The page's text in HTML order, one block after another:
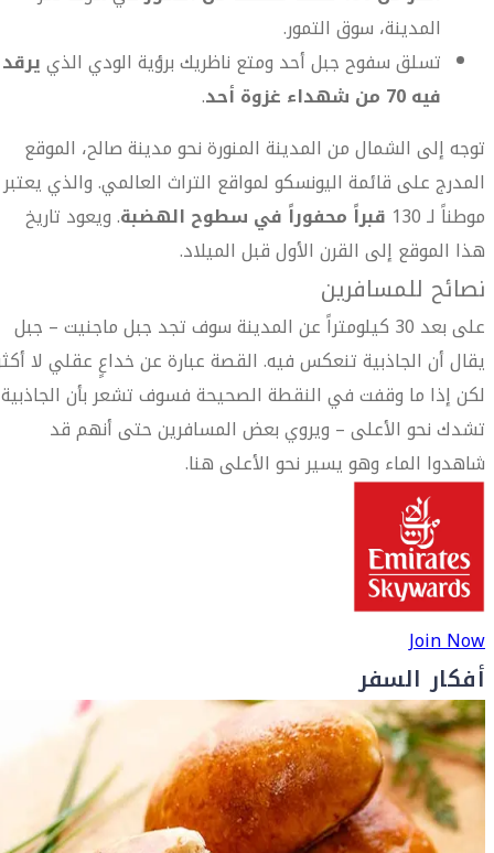
المدينة، سوق التمور.
تسلق سفوح جبل أحد ومتع ناظريك برؤية الودي الذييرقد
فيه 70 من شهداء غزوة أحد
.
توجه إلى الشمال من المدينة المنورة نحو مدينة صالح، الموقع
المدرج على قائمة اليونسكو لمواقع التراث العالمي. والذي يعتبر
موطناً لـ 130
قبراً محفوراً في سطوح الهضبة. ويعود تاريخ
هذا الموقع إلى القرن الأول قبل الميلاد.
نصائح للمسافرين
على بعد 30 كيلومتراً عن المدينة سوف تجد جبل ماجنيت – جبل
يقال أن الجاذبية تنعكس فيه. القصة عبارة عن خداعٍ عقلي لا
لكن إذا ما وقفت في النقطة الصحيحة فسوف تشعر بأن الجاذبية
تشدك نحو الأعلى – ويروي بعض المسافرين حتى أنهم قد
شاهدوا الماء وهو يسير نحو الأعلى هنا.
Join Now
أفكار السفر